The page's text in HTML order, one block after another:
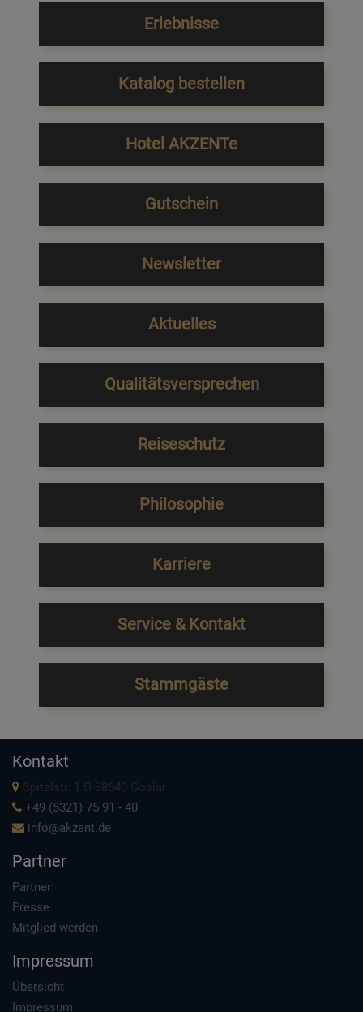
Erlebnisse
Katalog bestellen
Hotel AKZENTe
Gutschein
Newsletter
Aktuelles
Qualitätsversprechen
Reiseschutz
Philosophie
Karriere
Service & Kontakt
Stammgäste
Kontakt
Spitalstr. 1 D-38640 Goslar
+49 (5321) 75 91 - 40
info@akzent.de
Partner
Partner
Presse
Mitglied werden
Impressum
Übersicht
Impressum